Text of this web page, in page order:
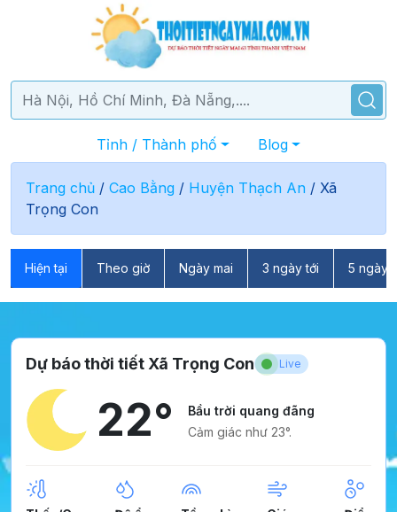
Tỉnh / Thành phố Blog
Trang chủ / Cao Bằng / Huyện Thạch An / Xã
Trọng Con
Hiện tại Theo giờ Ngày mai 3 ngày tới 5 ngày
Dự báo thời tiết Xã Trọng Con Live
22°
Bầu trời quang đãng
Cảm giác như 23°.